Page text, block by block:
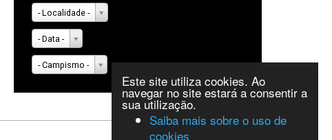
Este site utiliza cookies. Ao
navegar no site estará a consentir a
sua utilização.
Saiba mais sobre o uso de
cookies
- Localidade -
- Data -
- Campismo -